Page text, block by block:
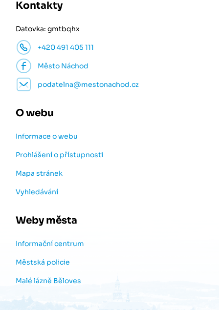
Kontakty
Datovka: gmtbqhx
+420 491 405 111
Město Náchod
podatelna@mestonachod.cz
O webu
Informace o webu
Prohlášení o přístupnosti
Mapa stránek
Vyhledávání
Weby města
Informační centrum
Městská policie
Malé lázně Běloves